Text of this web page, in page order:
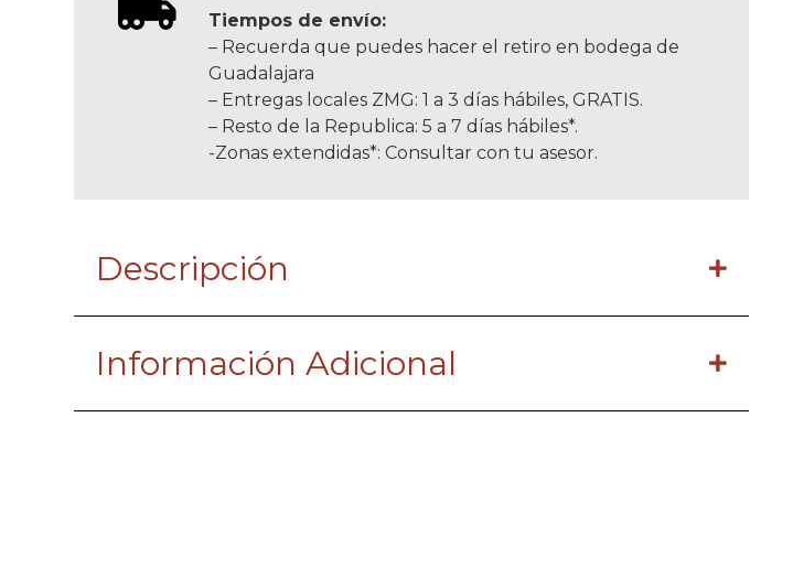
Tiempos de envío:
– Recuerda que puedes hacer el retiro en bodega de
Guadalajara
– Entregas locales ZMG: 1 a 3 días hábiles, GRATIS.
– Resto de la Republica: 5 a 7 días hábiles*.
-Zonas extendidas*: Consultar con tu asesor.
Descripción
Información Adicional